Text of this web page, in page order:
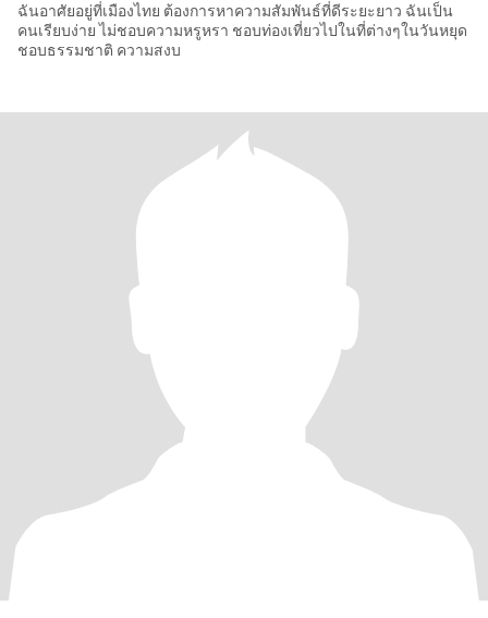
ฉันอาศัยอยู่ที่เมืองไทย ต้องการหาความสัมพันธ์ที่ดีระยะยาว ฉันเป็น
คนเรียบง่าย ไม่ชอบความหรูหรา ชอบท่องเที่ยวไปในที่ต่างๆในวันหยุด
ชอบธรรมชาติ ความสงบ